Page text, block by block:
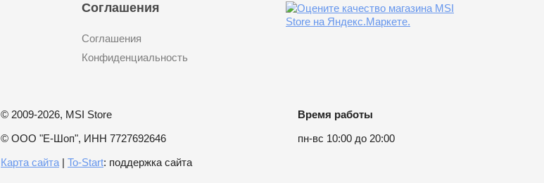
Соглашения
Соглашения
Конфиденциальность
© 2009-2026, MSI Store
© ООО "Е-Шоп", ИНН 7727692646
Карта сайта | To-Start: поддержка сайта
Время работы
пн-вс 10:00 до 20:00